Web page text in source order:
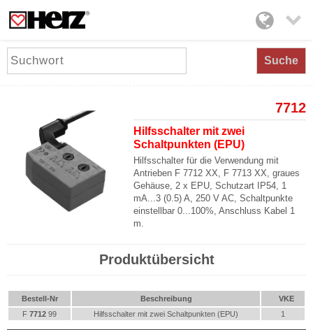

Suche
7712
Hilfsschalter mit zwei
Schaltpunkten (EPU)
Hilfsschalter für die Verwendung mit
Antrieben F 7712 XX, F 7713 XX, graues
Gehäuse,2 x EPU, Schutzart IP54, 1
mA...3 (0.5) A,250 V AC, Schaltpunkte
einstellbar0...100%, Anschluss Kabel 1
m.
Produktübersicht
Bestell-Nr Beschreibung
VKE
F 7712 99 Hilfsschalter mit zwei Schaltpunkten (EPU) 1